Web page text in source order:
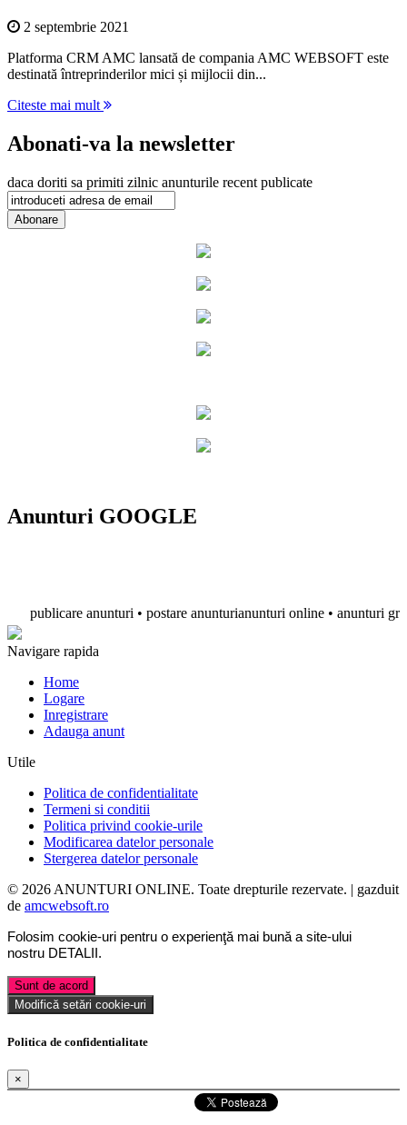
2 septembrie 2021
Platforma CRM AMC lansată de compania AMC WEBSOFT este
destinată întreprinderilor mici și mijlocii din...
Citeste mai mult
Abonati-va la newsletter
daca doriti sa primiti zilnic anunturile recent publicate
Anunturi GOOGLE
publicare anunturi • postare anunturianunturi online • anunturi
Navigare rapida
Home
Logare
Inregistrare
Adauga anunt
Utile
Politica de confidentialitate
Termeni si conditii
Politica privind cookie-urile
Modificarea datelor personale
Stergerea datelor personale
© 2026 ANUNTURI ONLINE. Toate drepturile rezervate. | gazduit
de amcwebsoft.ro
Folosim cookie-uri pentru o experienţă mai bună a site-ului
nostru DETALII .
Sunt de acord
Modifică setări cookie-uri
Politica de confidentialitate
×